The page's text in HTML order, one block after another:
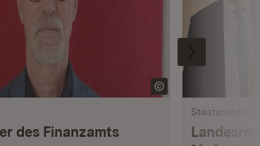
des Finanzamts